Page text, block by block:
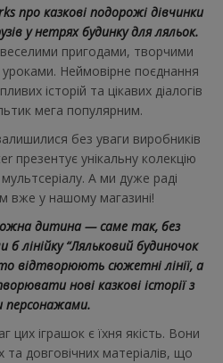
про казкові подорожі дівчинки
у нетрях будинку для ляльок.
пригодами, творчими
Неймовірне поєднання
історій та цікавих діалогів
мега популярним.
без уваги виробників
презентує унікальну колекцію
А ми дуже раді
вже у нашому магазині!
дитина — саме так, без
лінійку “Ляльковий будиночок
відтворюють сюжетні лінії, а
нові казкові історії з
персонажами.
цих іграшок є їхня якість. Вони
та довговічних матеріалів, що